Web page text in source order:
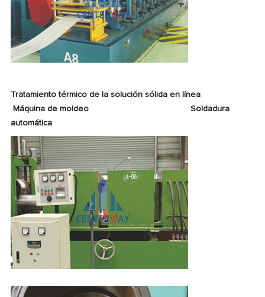
Tratamiento térmico de la solución sólida en línea
Máquina de moldeoSoldadura
automática